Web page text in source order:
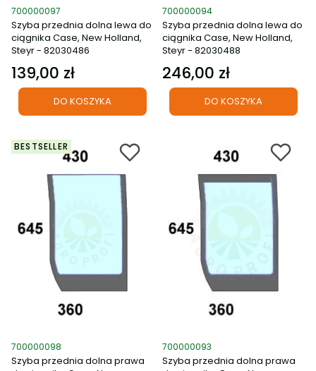
Kod produktu
700000097
Szyba przednia dolna lewa do
ciągnika Case, New Holland,
Steyr - 82030486
Cena
139,00 zł
DO KOSZYKA
Kod produktu
700000094
Szyba przednia dolna lewa do
ciągnika Case, New Holland,
Steyr - 82030488
Cena
246,00 zł
DO KOSZYKA
BESTSELLER
Kod produktu
700000098
Szyba przednia dolna prawa
Kod produktu
700000093
Szyba przednia dolna prawa